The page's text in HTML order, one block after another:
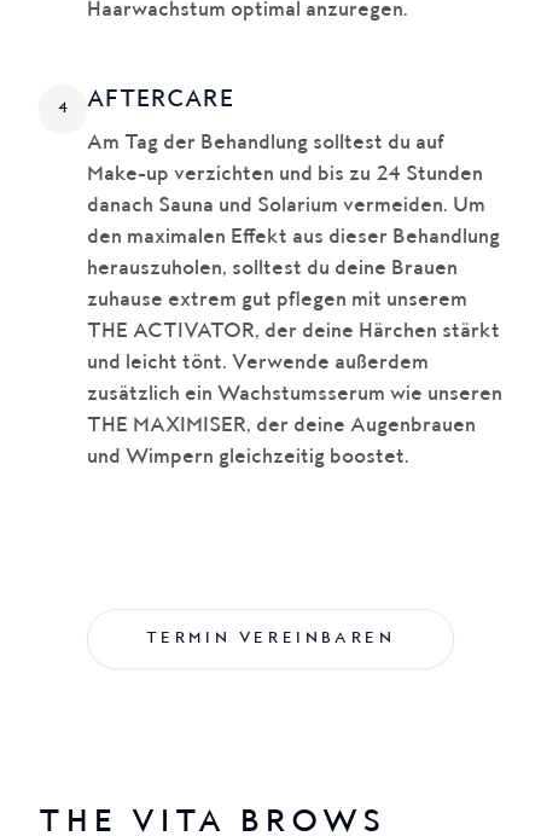
Haarwachstum optimal anzuregen.
4 AFTERCARE
Am Tag der Behandlung solltest du auf
Make-up verzichten und bis zu 24 Stunden
danach Sauna und Solarium vermeiden. Um
den maximalen Effekt aus dieser Behandlung
herauszuholen, solltest du deine Brauen
zuhause extrem gut pflegen mit unserem
THE ACTIVATOR, der deine Härchen stärkt
und leicht tönt. Verwende außerdem
zusätzlich ein Wachstumsserum wie unseren
THE MAXIMISER, der deine Augenbrauen
und Wimpern gleichzeitig boostet.
TERMIN VEREINBAREN
THE VITA BROWS